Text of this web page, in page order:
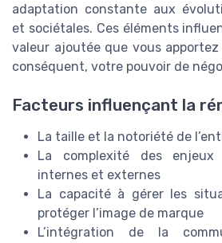
adaptation constante aux
et sociétales. Ces éléments
valeur ajoutée que vous apportez
conséquent, votre pouvoir de
Facteurs influençant la
La taille et la notoriété de
La complexité des enjeux
internes et externes
La capacité à gérer les
protéger l’image de marque
L’intégration de la